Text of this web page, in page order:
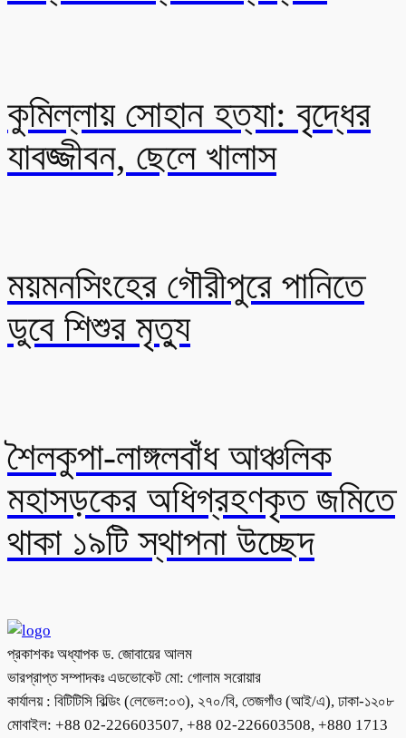
কুমিল্লায় সোহান হত্যা: বৃদ্ধের
যাবজ্জীবন, ছেলে খালাস
ময়মনসিংহের গৌরীপুরে পানিতে
ডুবে শিশুর মৃত্যু
শৈলকুপা-লাঙ্গলবাঁধ আঞ্চলিক
মহাসড়কের অধিগ্রহণকৃত জমিতে
থাকা ১৯টি স্থাপনা উচ্ছেদ
প্রকাশকঃ অধ্যাপক ড. জোবায়ের আলম
ভারপ্রাপ্ত সম্পাদকঃ এডভোকেট মো: গোলাম সরোয়ার
কার্যালয় : বিটিটিসি বিল্ডিং (লেভেল:০৩), ২৭০/বি, তেজগাঁও (আই/এ), ঢাকা-১২০৮
মোবাইল: +88 02-226603507, +88 02-226603508, +880 1713